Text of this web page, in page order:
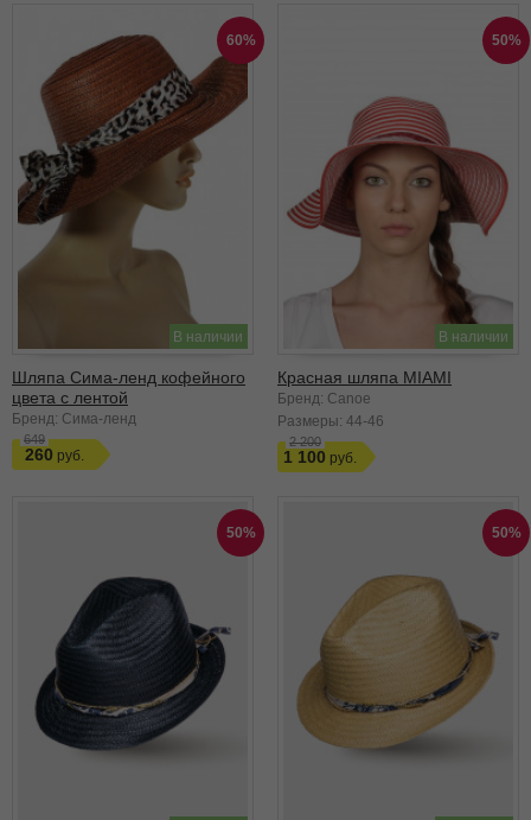
60%
В наличии
Шляпа Сима-ленд кофейного
цвета с лентой
Бренд: Сима-ленд
649
260
50%
В наличии
Красная шляпа MIAMI
Бренд: Canoe
Размеры: 44-46
2 200
1 100
50% 50%